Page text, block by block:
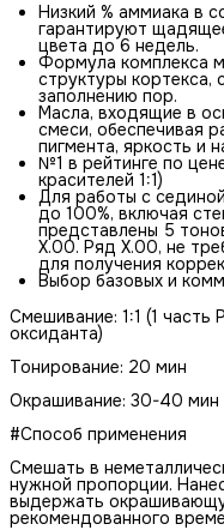
Низкий % аммиака в
гарантируют
цвета до 6 недель.
Формула комплекса
структуры кортекса,
заполнению пор.
Масла, входящие в
смеси, обеспечивая
пигмента, яркость и
№1 в рейтинге по
красителей 1:1)
Для работы с
до 100%, включая
представлены 5
Х.00. Ряд Х.00, не
для получения
Выбор базовых и
Смешивание: 1:1 (1 часть
оксиданта)
Тонирование: 20 мин
Окрашивание: 30-40 мин
#Способ применения
Смешать в
нужной пропорции.
выдержать
рекомендованного